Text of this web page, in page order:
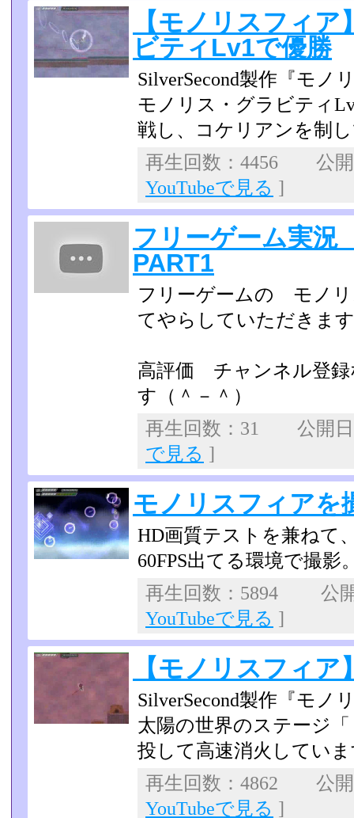
【モノリスフィ
ビティLv1で優勝
SilverSecond製作『モノ
モノリス・グラビティ
戦し、コケリアンを制
再生回数：4456 公
YouTubeで見る ]
フリーゲーム実況
PART1
フリーゲームの モノ
てやらしていただきます
高評価 チャンネル登録
す（＾－＾）
再生回数：31 公開
で見る ]
モノリスフィアを
HD画質テストを兼ねて
60FPS出てる環境で撮影
再生回数：5894 公
YouTubeで見る ]
【モノリスフィ
SilverSecond製作『モノ
太陽の世界のステージ
投して高速消火してい
再生回数：4862 公
YouTubeで見る ]